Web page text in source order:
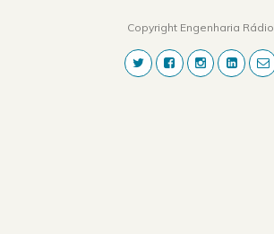
Copyright Engenharia Rádio